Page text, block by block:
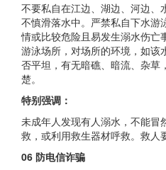
不要私自在江边、湖边、河边、
不慎滑落水中。严禁私自下水游
情或比较危险且易发生溺水伤亡
游泳场所，对场所的环境，如该
否平坦，有无暗礁、暗流、杂草
楚。
特别强调：
未成年人发现有人溺水，不能冒
救，或利用救生器材呼救。救人
06 防电信诈骗